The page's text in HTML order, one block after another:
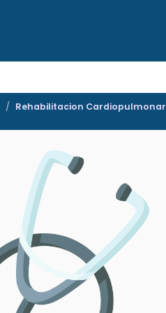
Rehabilitacion Cardiopulmonar